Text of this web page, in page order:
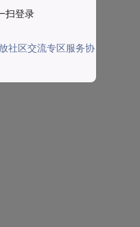
扫登录
社区交流专区服务协